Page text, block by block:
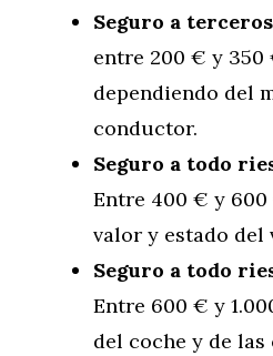
Seguro a
entre 200 € y 350
dependiendo del
conductor.
Seguro a todo
Entre 400 € y
valor y estado del
Seguro a todo
Entre 600 € y
del coche y de